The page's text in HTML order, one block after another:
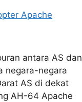
antara AS dan
negara-negara
AS di dekat
AH-64 Apache